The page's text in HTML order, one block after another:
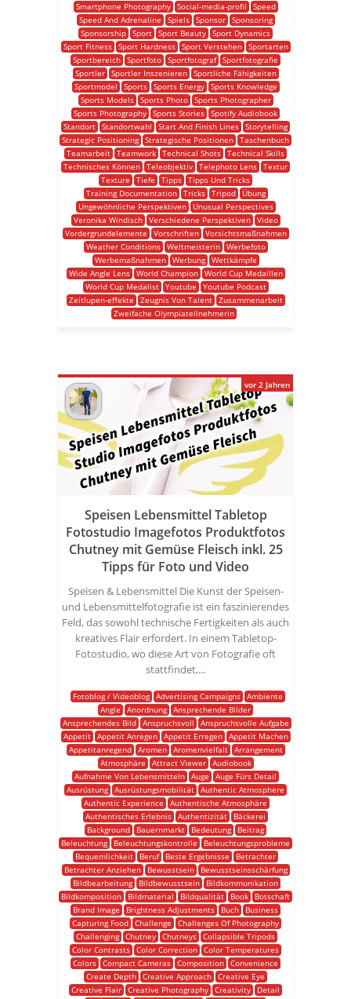
Smartphone Photography
Social-media-profil
Speed
Speed And Adrenaline
Spiels Sponsor
Sponsoring
Sponsorship Sport Sport Beauty Sport Dynamics
Sport Fitness
Sport Hardness Sport Verstehen
Sportarten
Sportbereich Sportfoto Sportfotograf Sportfotografie
Sportler
Sportler Inszenieren
Sportliche Fähigkeiten
Sportmodel
Sports Sports Energy
Sports Knowledge
Sports Models
Sports Photo
Sports Photographer
Sports Photography Sports Stories Spotify Audiobook
Standort Standortwahl Start And Finish Lines Storytelling
Strategic Positioning Strategische Positionen Taschenbuch
Teamarbeit Teamwork Technical Shots Technical Skills
Technisches Können Teleobjektiv Telephoto Lens Textur
Texture
Tiefe Tipps Tipps Und Tricks
Training Documentation
Tricks Tripod
Übung
Ungewöhnliche Perspektiven
Unusual Perspectives
Veronika Windisch
Verschiedene Perspektiven
Video
Vordergrundelemente
Vorschriften
Vorsichtsmaßnahmen
Weather Conditions
Weltmeisterin
Werbefoto
Werbemaßnahmen
Werbung
Wettkämpfe
Wide Angle Lens
World Champion
World Cup Medaillen
World Cup Medalist
Youtube
Youtube Podcast
Zeitlupen-effekte
Zeugnis Von Talent
Zusammenarbeit
Zweifache Olympiateilnehmerin
Speisen Lebensmittel Tabletop
Fotostudio Imagefotos Produktfotos
Chutney mit Gemüse Fleisch inkl. 25
Tipps für Foto und Video
Speisen & Lebensmittel Die Kunst der Speisen-
und Lebensmittelfotografie ist ein faszinierendes
Feld, das sowohl technische Fertigkeiten als auch
kreatives Flair erfordert. In einem Tabletop-
Fotostudio, wo diese Art von Fotografie oft
stattfindet,...
Fotoblog / Videoblog Advertising Campaigns
Ambiente
Angle
Anordnung Ansprechende Bilder
Ansprechendes Bild
Anspruchsvoll
Anspruchsvolle Aufgabe
Appetit
Appetit Anregen Appetit Erregen
Appetit Machen
Appetitanregend
Aromen Aromenvielfalt
Arrangement
Atmosphäre
Attract Viewer
Audiobook
Aufnahme Von Lebensmitteln Auge
Auge Fürs Detail
Ausrüstung Ausrüstungsmobilität Authentic Atmosphere
Authentic Experience
Authentische Atmosphäre
Authentisches Erlebnis Authentizität
Bäckerei
Background
Bauernmarkt Bedeutung
Beitrag
Beleuchtung
Beleuchtungskontrolle
Beleuchtungsprobleme
Bequemlichkeit
Beruf Beste Ergebnisse
Betrachter
Betrachter Anziehen
Bewusstsein
Bewusstseinsschärfung
Bildbearbeitung
Bildbewusstsein
Bildkommunikation
Bildkomposition
Bildmaterial Bildqualität Book
Botschaft
Brand Image
Brightness Adjustments Buch
Business
Capturing Food Challenge
Challenges Of Photography
Challenging Chutney Chutneys Collapsible Tripods
Color Contrasts Color Correction Color Temperatures
Colors Compact Cameras Composition Convenience
Create Depth Creative Approach Creative Eye
Creative Flair Creative Photography Creativity
Detail
vor 2 Jahren